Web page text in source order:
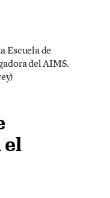
Escuela de
del AIMS.
el